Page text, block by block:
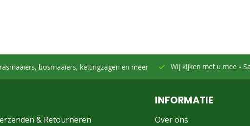
bosmaaiers, kettingzagen en meer Wij kijken met u mee -
& Retourneren
INFORMATIE
Over ons